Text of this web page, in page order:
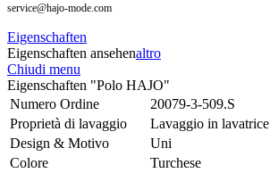
service@hajo-mode.com
Eigenschaften
Eigenschaften ansehenaltro
Chiudi menu
Eigenschaften "Polo HAJO"
Numero Ordine
20079-3-509.S
Proprietà di lavaggio
Lavaggio in lavatrice
Design & Motivo
Uni
Colore
Turchese